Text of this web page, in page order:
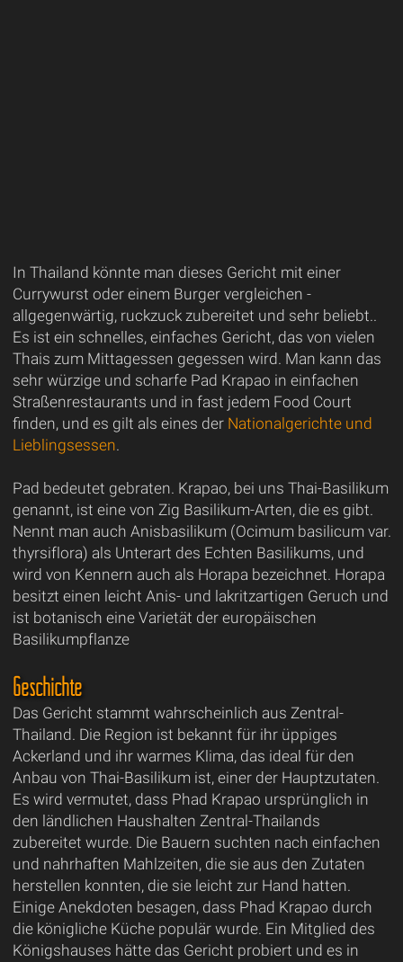
In Thailand könnte man dieses Gericht mit einer
Currywurst oder einem Burger vergleichen -
allgegenwärtig, ruckzuck zubereitet und sehr beliebt..
Es ist ein schnelles, einfaches Gericht, das von vielen
Thais zum Mittagessen gegessen wird. Man kann das
sehr würzige und scharfe Pad Krapao in einfachen
Straßenrestaurants und in fast jedem Food Court
finden, und es gilt als eines der Nationalgerichte und
Lieblingsessen.
Pad bedeutet gebraten. Krapao, bei uns Thai-Basilikum
genannt, ist eine von Zig Basilikum-Arten, die es gibt.
Nennt man auch Anisbasilikum (Ocimum basilicum var.
thyrsiflora) als Unterart des Echten Basilikums, und
wird von Kennern auch als Horapa bezeichnet. Horapa
besitzt einen leicht Anis- und lakritzartigen Geruch und
ist botanisch eine Varietät der europäischen
Basilikumpflanze
Geschichte
Das Gericht stammt wahrscheinlich aus Zentral-
Thailand. Die Region ist bekannt für ihr üppiges
Ackerland und ihr warmes Klima, das ideal für den
Anbau von Thai-Basilikum ist, einer der Hauptzutaten.
Es wird vermutet, dass Phad Krapao ursprünglich in
den ländlichen Haushalten Zentral-Thailands
zubereitet wurde. Die Bauern suchten nach einfachen
und nahrhaften Mahlzeiten, die sie aus den Zutaten
herstellen konnten, die sie leicht zur Hand hatten.
Einige Anekdoten besagen, dass Phad Krapao durch
die königliche Küche populär wurde. Ein Mitglied des
Königshauses hätte das Gericht probiert und es in